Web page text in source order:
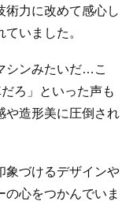
術力に改めて感心し
いました。
シンみたいだ…こ
ろ」といった声も
や造形美に圧倒され
象づけるデザインや
心をつかんでいま